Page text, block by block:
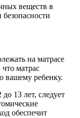
веществ в
безопасности
на матрасе
матрас
вашему ребенку.
13 лет, следует
обеспечит